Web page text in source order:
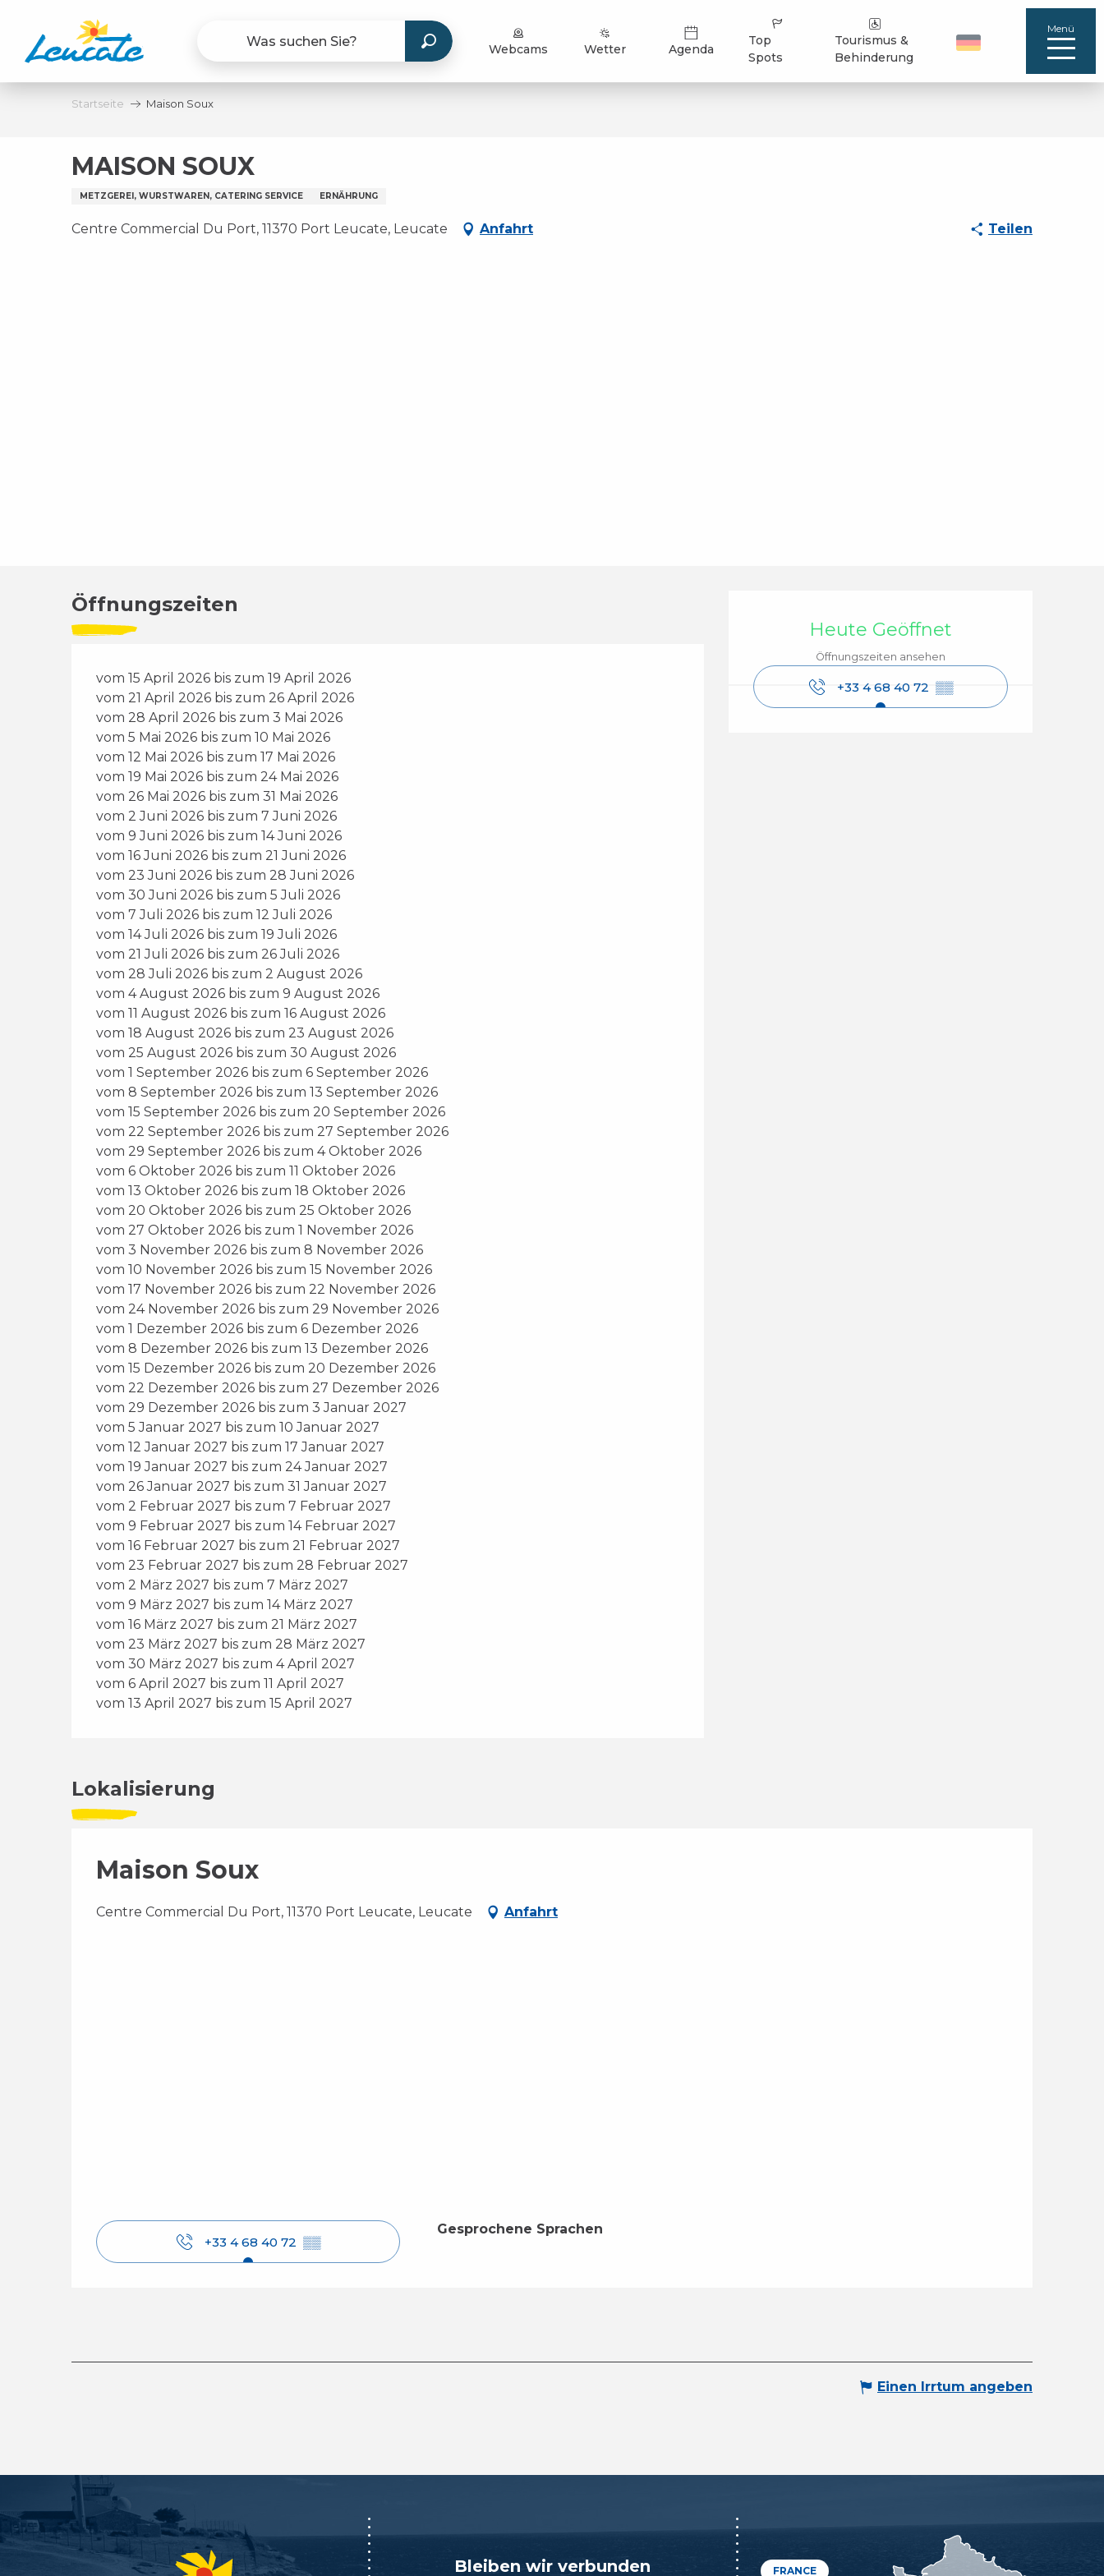
contenu
principal
Webcams Wetter Agenda
Top
Spots
Tourismus &
Behinderung
Menü
Startseite Maison Soux
MAISON SOUX
METZGEREI, WURSTWAREN, CATERING SERVICE ERNÄHRUNG
Centre Commercial Du Port, 11370 Port Leucate, Leucate Anfahrt Teilen
Öffnungszeiten &
Heute Geöffnet
Öffnungszeiten ansehen
+33 4 68 40 72 ▒▒
Öffnungszeiten
vom 15 April 2026 bis zum 19 April 2026
vom 21 April 2026 bis zum 26 April 2026
vom 28 April 2026 bis zum 3 Mai 2026
vom 5 Mai 2026 bis zum 10 Mai 2026
vom 12 Mai 2026 bis zum 17 Mai 2026
vom 19 Mai 2026 bis zum 24 Mai 2026
vom 26 Mai 2026 bis zum 31 Mai 2026
vom 2 Juni 2026 bis zum 7 Juni 2026
vom 9 Juni 2026 bis zum 14 Juni 2026
vom 16 Juni 2026 bis zum 21 Juni 2026
vom 23 Juni 2026 bis zum 28 Juni 2026
vom 30 Juni 2026 bis zum 5 Juli 2026
vom 7 Juli 2026 bis zum 12 Juli 2026
vom 14 Juli 2026 bis zum 19 Juli 2026
vom 21 Juli 2026 bis zum 26 Juli 2026
vom 28 Juli 2026 bis zum 2 August 2026
vom 4 August 2026 bis zum 9 August 2026
vom 11 August 2026 bis zum 16 August 2026
vom 18 August 2026 bis zum 23 August 2026
vom 25 August 2026 bis zum 30 August 2026
vom 1 September 2026 bis zum 6 September 2026
vom 8 September 2026 bis zum 13 September 2026
vom 15 September 2026 bis zum 20 September 2026
vom 22 September 2026 bis zum 27 September 2026
vom 29 September 2026 bis zum 4 Oktober 2026
vom 6 Oktober 2026 bis zum 11 Oktober 2026
vom 13 Oktober 2026 bis zum 18 Oktober 2026
vom 20 Oktober 2026 bis zum 25 Oktober 2026
vom 27 Oktober 2026 bis zum 1 November 2026
vom 3 November 2026 bis zum 8 November 2026
vom 10 November 2026 bis zum 15 November 2026
vom 17 November 2026 bis zum 22 November 2026
vom 24 November 2026 bis zum 29 November 2026
vom 1 Dezember 2026 bis zum 6 Dezember 2026
vom 8 Dezember 2026 bis zum 13 Dezember 2026
vom 15 Dezember 2026 bis zum 20 Dezember 2026
vom 22 Dezember 2026 bis zum 27 Dezember 2026
vom 29 Dezember 2026 bis zum 3 Januar 2027
vom 5 Januar 2027 bis zum 10 Januar 2027
vom 12 Januar 2027 bis zum 17 Januar 2027
vom 19 Januar 2027 bis zum 24 Januar 2027
vom 26 Januar 2027 bis zum 31 Januar 2027
vom 2 Februar 2027 bis zum 7 Februar 2027
vom 9 Februar 2027 bis zum 14 Februar 2027
vom 16 Februar 2027 bis zum 21 Februar 2027
vom 23 Februar 2027 bis zum 28 Februar 2027
vom 2 März 2027 bis zum 7 März 2027
vom 9 März 2027 bis zum 14 März 2027
vom 16 März 2027 bis zum 21 März 2027
vom 23 März 2027 bis zum 28 März 2027
vom 30 März 2027 bis zum 4 April 2027
vom 6 April 2027 bis zum 11 April 2027
vom 13 April 2027 bis zum 15 April 2027
Lokalisierung
Maison Soux
Centre Commercial Du Port, 11370 Port Leucate, Leucate Anfahrt
+33 4 68 40 72 ▒▒
Gesprochene Sprachen
Gesprochene Sprachen
Einen Irrtum angeben
Bleiben wir verbunden FRANCE